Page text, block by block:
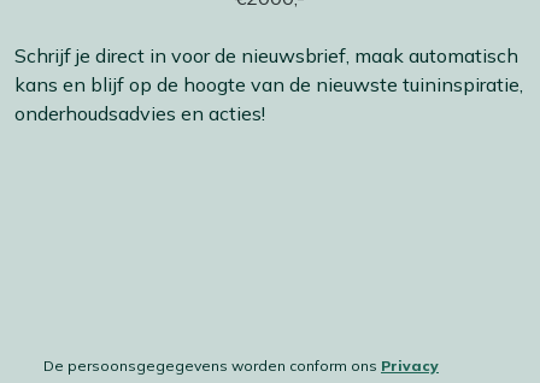
Schrijf je direct in voor de nieuwsbrief, maak automatisch
kans en blijf op de hoogte van de nieuwste tuininspiratie,
onderhoudsadvies en acties!
De persoonsgegegevens worden conform ons Privacy